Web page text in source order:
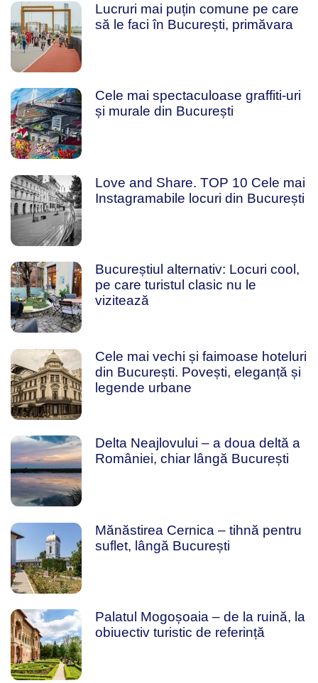
Lucruri mai puțin comune pe care
să le faci în București, primăvara
Cele mai spectaculoase graffiti-uri
și murale din București
Love and Share. TOP 10 Cele mai
Instagramabile locuri din București
Bucureștiul alternativ: Locuri cool,
pe care turistul clasic nu le
vizitează
Cele mai vechi și faimoase hoteluri
din București. Povești, eleganță și
legende urbane
Delta Neajlovului – a doua deltă a
României, chiar lângă București
Mănăstirea Cernica – tihnă pentru
suflet, lângă București
Palatul Mogoșoaia – de la ruină, la
obiuectiv turistic de referință